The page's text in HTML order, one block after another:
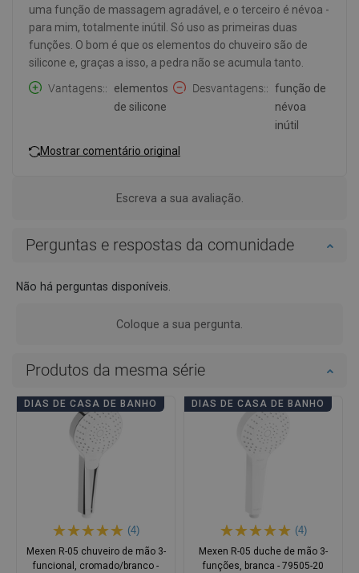
uma função de massagem agradável, e o terceiro é névoa -
para mim, totalmente inútil. Só uso as primeiras duas
funções. O bom é que os elementos do chuveiro são de
silicone e, graças a isso, a pedra não se acumula tanto.
Vantagens:
elementos
de silicone
Desvantagens:
função de
névoa
inútil
Mostrar comentário original
Escreva a sua avaliação.
Perguntas e respostas da comunidade
Não há perguntas disponíveis.
Coloque a sua pergunta.
Produtos da mesma série
DIAS DE CASA DE BANHO
(4)
Mexen R-05 chuveiro de mão 3-
funcional, cromado/branco -
DIAS DE CASA DE BANHO
(4)
Mexen R-05 duche de mão 3-
funções, branca - 79505-20